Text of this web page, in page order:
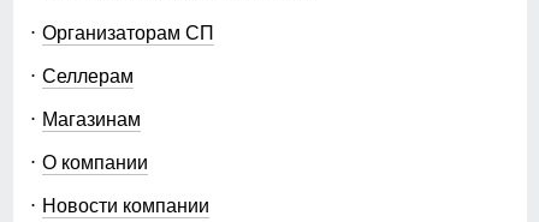
Организаторам СП
Селлерам
Магазинам
О компании
Новости компании